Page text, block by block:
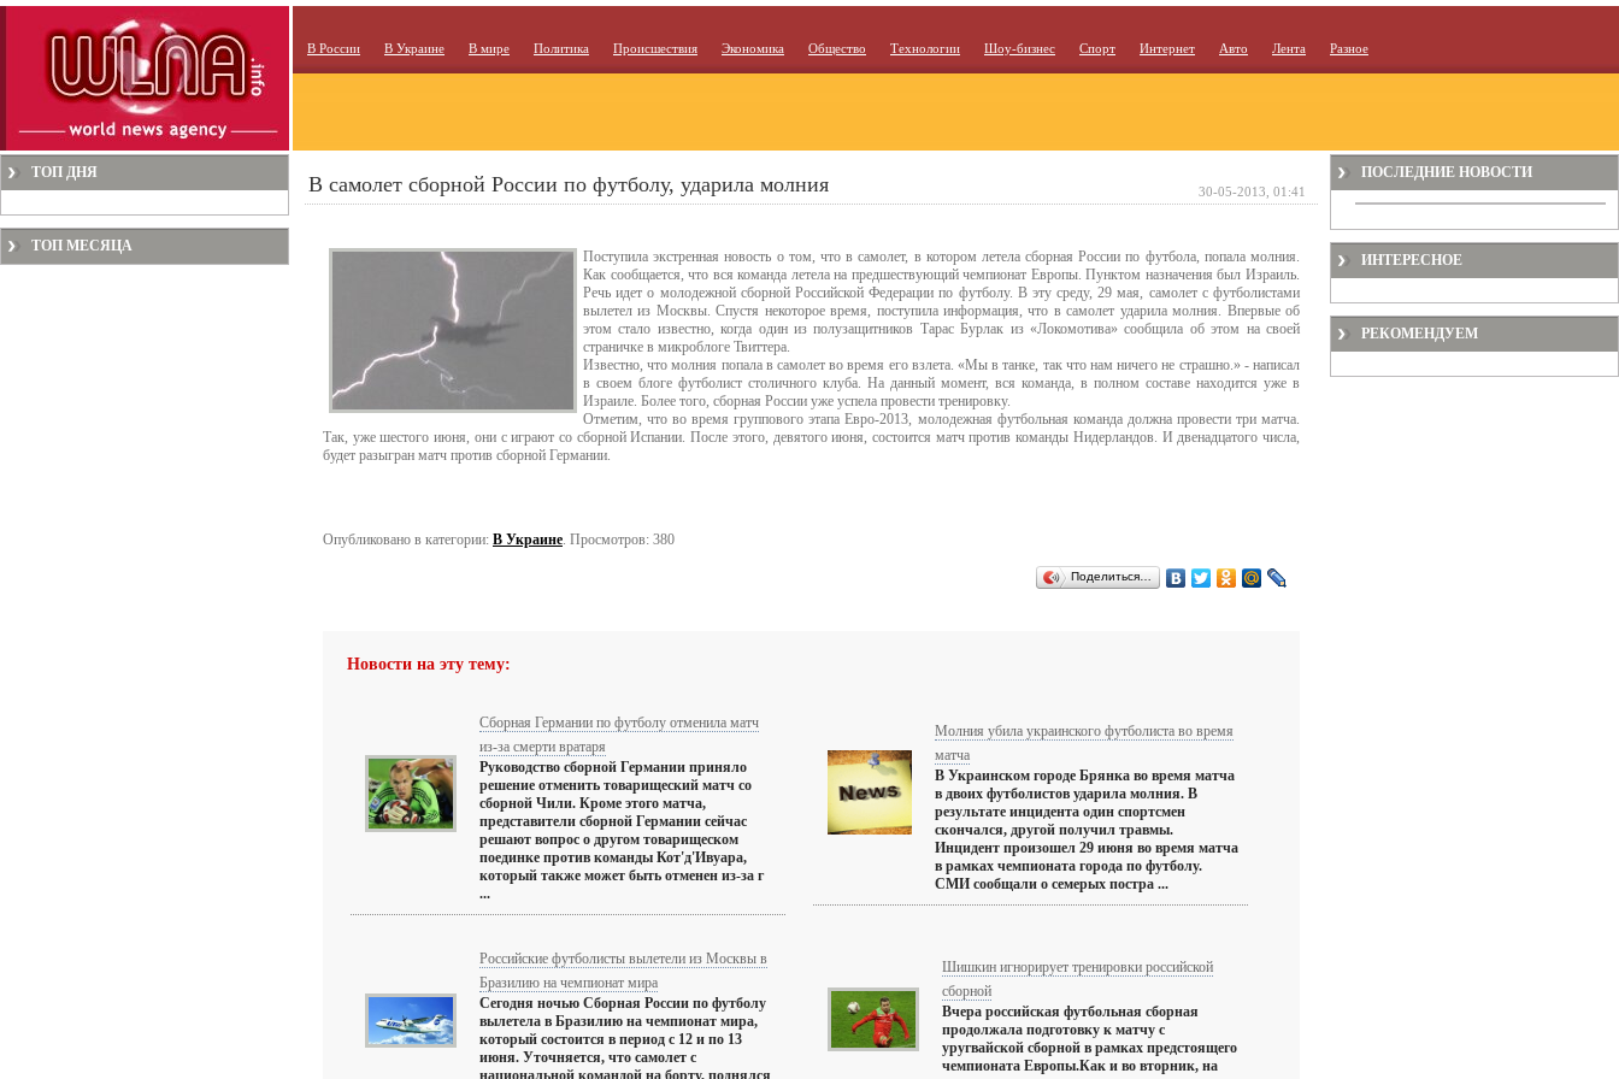
В России В Украине В мире Политика Происшествия Экономика Общество Технологии Шоу-бизнес Спорт Интернет Авто Лента Разное
ТОП ДНЯ
ТОП МЕСЯЦА
В самолет сборной России по футболу, ударила молния
Поступила экстренная новость о том, что в самолет, в котором летела сборная России по футбола, попала молния.
Как сообщается, что вся команда летела на предшествующий чемпионат Европы. Пунктом назначения был Израиль.
Речь идет о молодежной сборной Российской Федерации по футболу. В эту среду, 29 мая, самолет с футболистами
вылетел из Москвы. Спустя некоторое время, поступила информация, что в самолет ударила молния. Впервые об
этом стало известно, когда один из полузащитников Тарас Бурлак из «Локомотива» сообщила об этом на своей
страничке в микроблоге Твиттера.
Известно, что молния попала в самолет во время его взлета. «Мы в танке, так что нам ничего не страшно.» - написал
в своем блоге футболист столичного клуба. На данный момент, вся команда, в полном составе находится уже в
Израиле. Более того, сборная России уже успела провести тренировку.
Отметим, что во время группового этапа Евро-2013, молодежная футбольная команда должна провести три матча.
Так, уже шестого июня, они с играют со сборной Испании. После этого, девятого июня, состоится матч против команды Нидерландов. И двенадцатого числа,
будет разыгран матч против сборной Германии.
Опубликовано в категории: В Украине. Просмотров: 380
Поделиться…
Новости на эту тему:
Сборная Германии по футболу отменила матч
из-за смерти вратаря
Руководство сборной Германии приняло
решение отменить товарищеский матч со
сборной Чили. Кроме этого матча,
представители сборной Германии сейчас
решают вопрос о другом товарищеском
поединке против команды Кот'д'Ивуара,
который также может быть отменен из-за г
...
Молния убила украинского футболиста во время
матча
В Украинском городе Брянка во время матча
в двоих футболистов ударила молния. В
результате инцидента один спортсмен
скончался, другой получил травмы.
Инцидент произошел 29 июня во время матча
в рамках чемпионата города по футболу.
СМИ сообщали о семерых постра ...
Российские футболисты вылетели из Москвы в
Бразилию на чемпионат мира
Сегодня ночью Сборная России по футболу
вылетела в Бразилию на чемпионат мира,
который состоится в период с 12 и по 13
июня. Уточняется, что самолет с
национальной командой на борту, поднялся
Шишкин игнорирует тренировки российской
сборной
Вчера российская футбольная сборная
продолжала подготовку к матчу с
уругвайской сборной в рамках предстоящего
чемпионата Европы.Как и во вторник, на
30-05-2013, 01:41
ПОСЛЕДНИЕ НОВОСТИ
ИНТЕРЕСНОЕ
РЕКОМЕНДУЕМ